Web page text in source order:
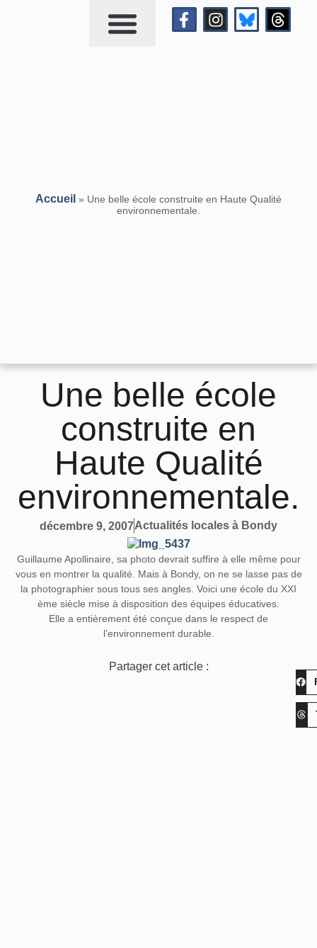
Accueil » Une belle école construite en Haute Qualité
environnementale.
Une belle école
construite en
Haute Qualité
environnementale.
décembre 9, 2007Actualités locales à Bondy
Guillaume Apollinaire, sa photo devrait suffire à elle même pour
vous en montrer la qualité. Mais à Bondy, on ne se lasse pas de
la photographier sous tous ses angles. Voici une école du XXI
ème siècle mise à disposition des équipes éducatives.
Elle a entièrement été conçue dans le respect de
l’environnement durable.
Partager cet article :